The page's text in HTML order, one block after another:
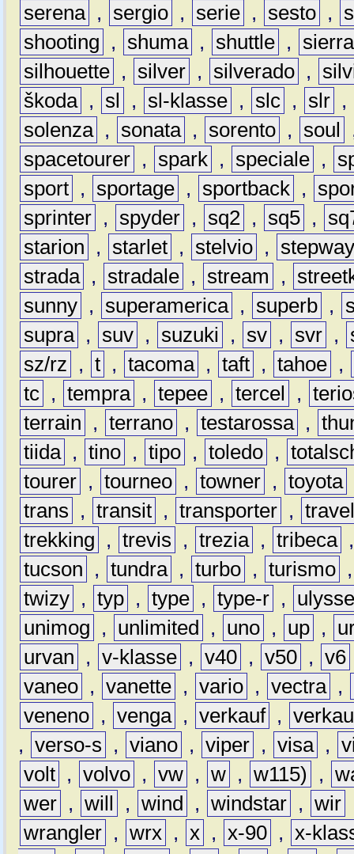
serena , sergio , serie , sesto ,
shooting
, shuma , shuttle ,
sierra
silhouette , silver , silverado ,
škoda , sl , sl-klasse , slc , slr ,
solenza , sonata , sorento , soul
spacetourer , spark , speciale ,
sport , sportage , sportback ,
sprinter , spyder , sq2 , sq5 ,
starion
, starlet , stelvio ,
strada , stradale , stream ,
sunny , superamerica , superb ,
supra , suv , suzuki , sv , svr ,
sz/rz
, t , tacoma , taft , tahoe ,
tc , tempra , tepee , tercel ,
terrain
, terrano , testarossa ,
tiida , tino , tipo , toledo ,
tourer , tourneo , towner , toyota
trans
, transit , transporter ,
trekking
, trevis , trezia , tribeca
tucson
, tundra , turbo , turismo
twizy , typ , type , type-r ,
unimog
, unlimited , uno , up ,
urvan
, v-klasse , v40 , v50 , v6
vaneo , vanette , vario , vectra ,
veneno , venga , verkauf ,
, verso-s , viano , viper , visa ,
volt , volvo , vw , w , w115) ,
wer , will , wind , windstar , wir
wrangler , wrx , x , x-90 , x-